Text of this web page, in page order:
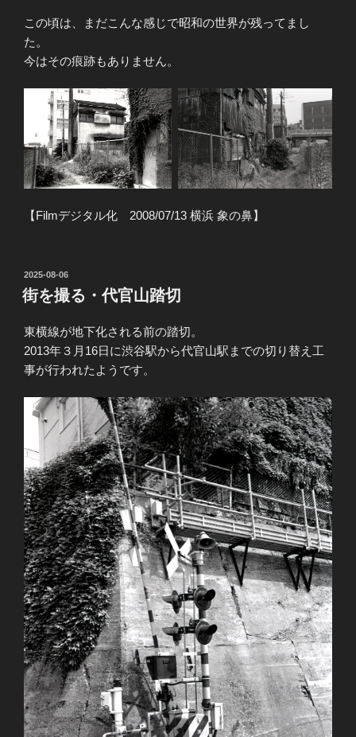
この頃は、まだこんな感じで昭和の世界が残ってまし
た。
今はその痕跡もありません。
【Filmデジタル化 2008/07/13 横浜 象の鼻】
投
稿
日:
2025-08-06
街を撮る・代官山踏切
東横線が地下化される前の踏切。
2013年３月16日に渋谷駅から代官山駅までの切り替え工
事が行われたようです。